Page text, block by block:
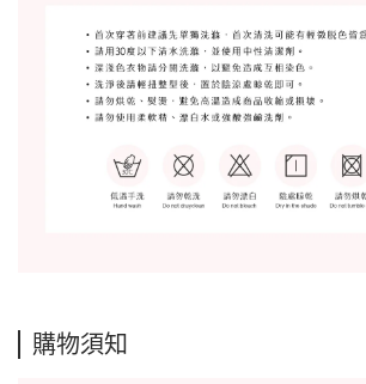
購物須知